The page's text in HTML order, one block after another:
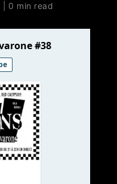
0 min read